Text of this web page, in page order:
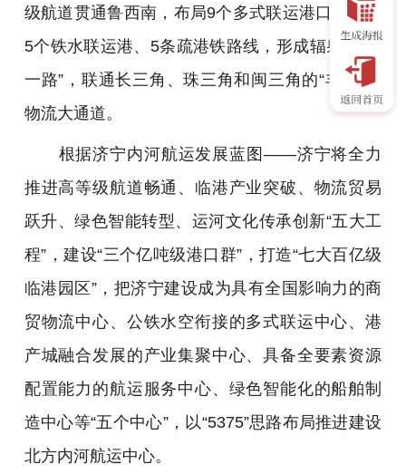
级航道贯通鲁西南，布局9个多式联运港口，建成
5个铁水联运港、5条疏港铁路线，形成辐射“一带
一路”，联通长三角、珠三角和闽三角的“丰”字型
物流大通道。
根据济宁内河航运发展蓝图——济宁将全力
推进高等级航道畅通、临港产业突破、物流贸易
跃升、绿色智能转型、运河文化传承创新“五大工
程”，建设“三个亿吨级港口群”，打造“七大百亿级
临港园区”，把济宁建设成为具有全国影响力的商
贸物流中心、公铁水空衔接的多式联运中心、港
产城融合发展的产业集聚中心、具备全要素资源
配置能力的航运服务中心、绿色智能化的船舶制
造中心等“五个中心”，以“5375”思路布局推进建设
北方内河航运中心。